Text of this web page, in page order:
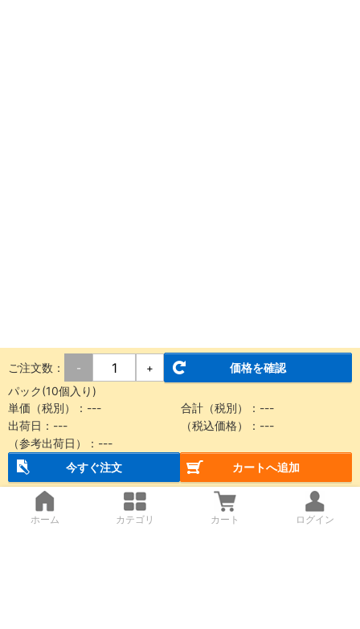
ご注文数： - +
価格を確認
パック(10個入り)
単価（税別）： --- 合計（税別）： ---
出荷日： --- （税込価格）： ---
（参考出荷日）： ---
今すぐ注文
カートへ追加
ホーム カテゴリ カート ログイン